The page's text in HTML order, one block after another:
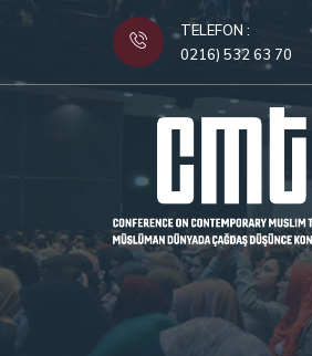
TELEFON :
0216) 532 63 70